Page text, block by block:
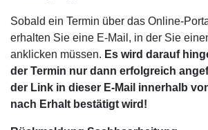
Sobald ein Termin über das Online-
erhalten Sie eine E-Mail, in der Sie
anklicken müssen. Es wird darauf
der Termin nur dann erfolgreich
der Link in dieser E-Mail innerhalb
nach Erhalt bestätigt wird!